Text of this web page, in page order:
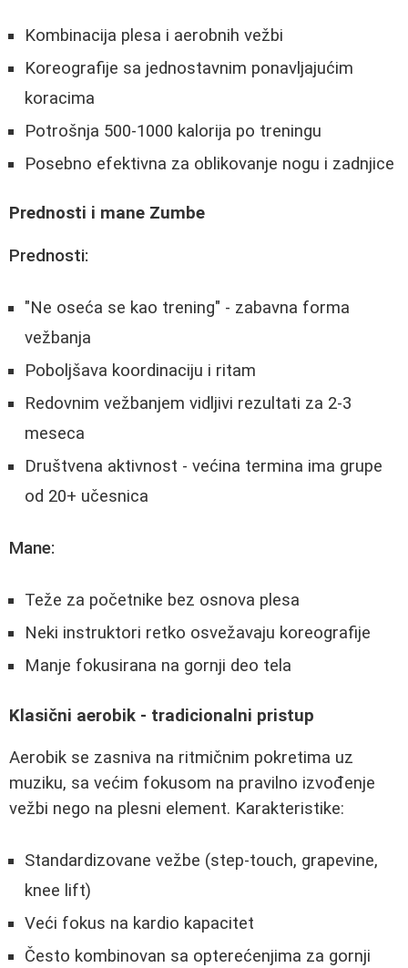
Kombinacija plesa i aerobnih vežbi
Koreografije sa jednostavnim ponavljajućim
koracima
Potrošnja 500-1000 kalorija po treningu
Posebno efektivna za oblikovanje nogu i zadnjice
Prednosti i mane Zumbe
Prednosti:
"Ne oseća se kao trening" - zabavna forma
vežbanja
Poboljšava koordinaciju i ritam
Redovnim vežbanjem vidljivi rezultati za 2-3
meseca
Društvena aktivnost - većina termina ima grupe
od 20+ učesnica
Mane:
Teže za početnike bez osnova plesa
Neki instruktori retko osvežavaju koreografije
Manje fokusirana na gornji deo tela
Klasični aerobik - tradicionalni pristup
Aerobik se zasniva na ritmičnim pokretima uz
muziku, sa većim fokusom na pravilno izvođenje
vežbi nego na plesni element. Karakteristike:
Standardizovane vežbe (step-touch, grapevine,
knee lift)
Veći fokus na kardio kapacitet
Često kombinovan sa opterećenjima za gornji